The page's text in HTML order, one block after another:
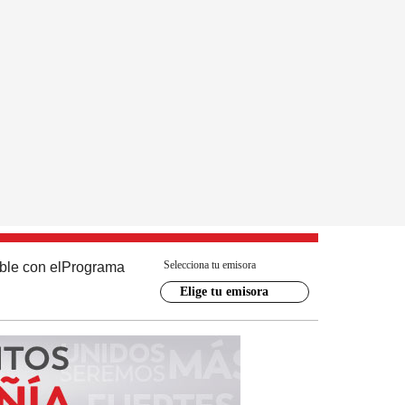
con el Programa Selecciona tu emisora
Elige tu emisora